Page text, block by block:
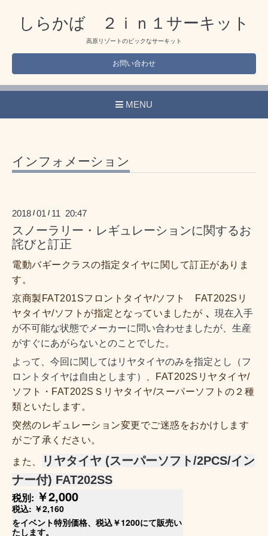
しらかば ２ｉｎ１サーキット
高原リゾートのビックなサーキット
お問い合わせ
MENU
インフォメーション
2018 /01 / 11 20:47
スノーラリー・レギュレーションに関するお
詫びと訂正
電動バギークラスの指定タイヤに関して訂正がありま
す。
京商製FAT201Sフロントタイヤ/ソフト FAT202Sリ
ヤタイヤ/ソフトが指定となっていましたが 、 現在入手
が不可能な状態でメーカーに問い合わせましたが、生産
がすぐにあがらないとのことでした。
よって、今回に関してはリヤタイヤのみを指定とし（フ
ロントタイヤは自由とします）、
FAT202Sリヤタイヤ/
ソフト・ FAT202SＳリヤタイヤ/スーパーソフトの２種
類といたします。
突然のレギュレーション変更でご迷惑をおかけします
がご了承ください。
また、
リヤタイヤ (スーパーソフト/2PCS/イン
ナー付) FAT202SS
税別: ￥2,000
税込: ￥2,160
をイベント特別価格、税込￥1200にて販売い
たします。